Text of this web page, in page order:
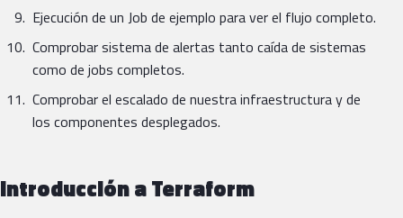
Ejecución de un Job de ejemplo para ver el flujo completo.
Comprobar sistema de alertas tanto caída de sistemas
como de jobs completos.
Comprobar el escalado de nuestra infraestructura y de
los componentes desplegados.
Introducción a Terraform